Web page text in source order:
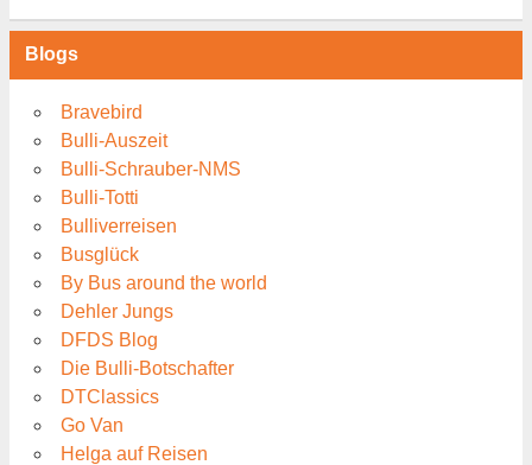
Blogs
Bravebird
Bulli-Auszeit
Bulli-Schrauber-NMS
Bulli-Totti
Bulliverreisen
Busglück
By Bus around the world
Dehler Jungs
DFDS Blog
Die Bulli-Botschafter
DTClassics
Go Van
Helga auf Reisen